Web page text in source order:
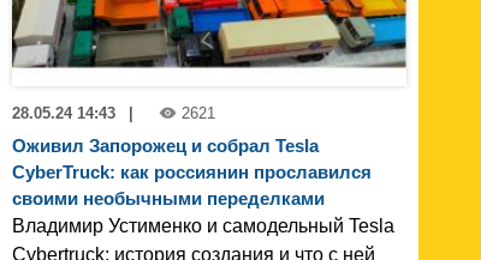
28.05.24 14:43 2621
Оживил Запорожец и собрал Tesla
CyberTruck: как россиянин прославился
своими необычными переделками
Владимир Устименко и самодельный Tesla
Cybertruck: история создания и что с ней